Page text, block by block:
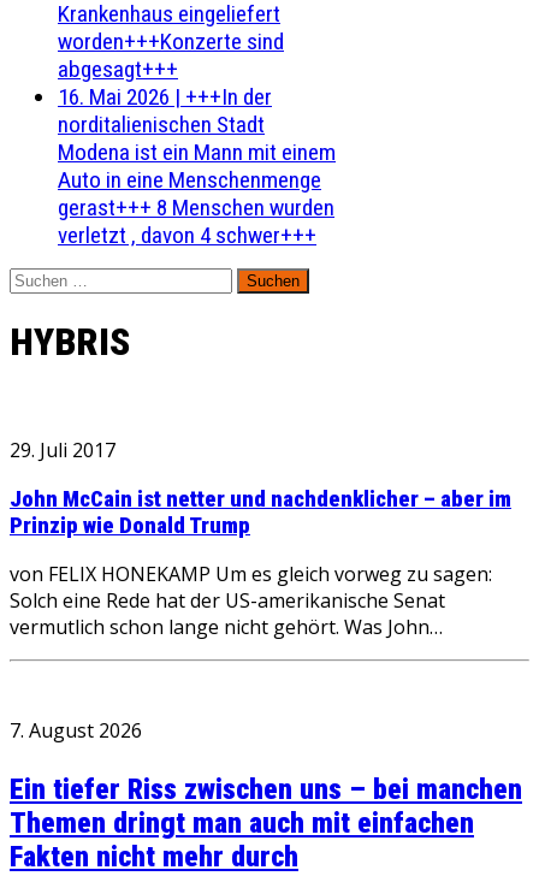
Krankenhaus eingeliefert
worden+++Konzerte sind
abgesagt+++
16. Mai 2026 | +++In der
norditalienischen Stadt
Modena ist ein Mann mit einem
Auto in eine Menschenmenge
gerast+++ 8 Menschen wurden
verletzt , davon 4 schwer+++
Suchen
nach:
HYBRIS
29. Juli 2017
John McCain ist netter und nachdenklicher – aber im
Prinzip wie Donald Trump
von FELIX HONEKAMP Um es gleich vorweg zu sagen:
Solch eine Rede hat der US-amerikanische Senat
vermutlich schon lange nicht gehört. Was John…
7. August 2026
Ein tiefer Riss zwischen uns – bei manchen
Themen dringt man auch mit einfachen
Fakten nicht mehr durch